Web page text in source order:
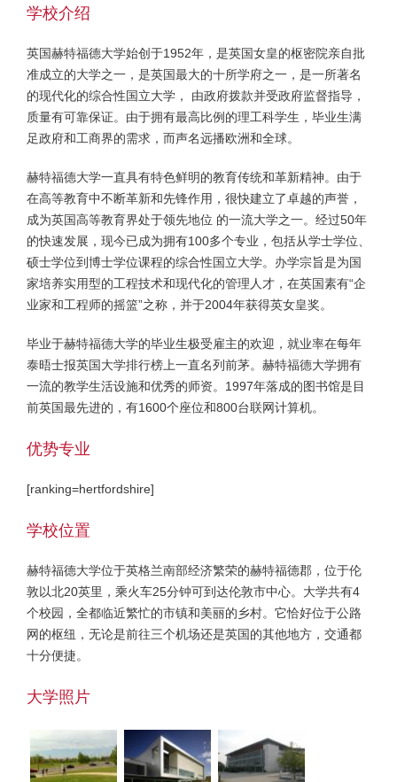
学校介绍
英国赫特福德大学始创于1952年，是英国女皇的枢密院亲自批
准成立的大学之一，是英国最大的十所学府之一，是一所著名
的现代化的综合性国立大学， 由政府拨款并受政府监督指导，
质量有可靠保证。由于拥有最高比例的理工科学生，毕业生满
足政府和工商界的需求，而声名远播欧洲和全球。
赫特福德大学一直具有特色鲜明的教育传统和革新精神。由于
在高等教育中不断革新和先锋作用，很快建立了卓越的声誉，
成为英国高等教育界处于领先地位 的一流大学之一。经过50年
的快速发展，现今已成为拥有100多个专业，包括从学士学位、
硕士学位到博士学位课程的综合性国立大学。办学宗旨是为国
家培养实用型的工程技术和现代化的管理人才，在英国素有“企
业家和工程师的摇篮”之称，并于2004年获得英女皇奖。
毕业于赫特福德大学的毕业生极受雇主的欢迎，就业率在每年
泰晤士报英国大学排行榜上一直名列前茅。赫特福德大学拥有
一流的教学生活设施和优秀的师资。1997年落成的图书馆是目
前英国最先进的，有1600个座位和800台联网计算机。
优势专业
[ranking=hertfordshire]
学校位置
赫特福德大学位于英格兰南部经济繁荣的赫特福德郡，位于伦
敦以北20英里，乘火车25分钟可到达伦敦市中心。大学共有4
个校园，全都临近繁忙的市镇和美丽的乡村。它恰好位于公路
网的枢纽，无论是前往三个机场还是英国的其他地方，交通都
十分便捷。
大学照片